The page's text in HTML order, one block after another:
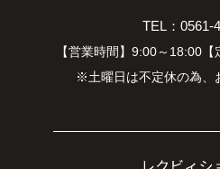
TEL：0561-
【営業時間】9:00～18:00
※土曜日は不定休の為、